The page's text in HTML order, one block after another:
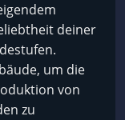
deiner
um die
von
zu